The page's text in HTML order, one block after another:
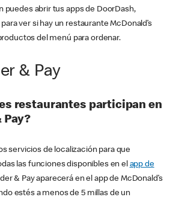
puedes abrir tus apps de DoorDash,
ver si hay un restaurante McDonald’s
del menú para ordenar.
& Pay
restaurantes participan en
Pay?
servicios de localización para que
las funciones disponibles en el app de
& Pay aparecerá en el app de McDonald’s
estés a menos de 5 millas de un